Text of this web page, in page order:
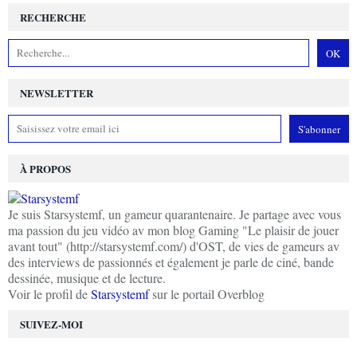
NEWSLETTER
SUIVEZ-MOI
RECHERCHE
À PROPOS
Je suis Starsystemf, un gameur quarantenaire. Je partage avec vous
ma passion du jeu vidéo av mon blog Gaming "Le plaisir de jouer
avant tout" (http://starsystemf.com/) d'OST, de vies de gameurs av
des interviews de passionnés et également je parle de ciné, bande
dessinée, musique et de lecture.
Voir le profil deStarsystemfsur le portail Overblog